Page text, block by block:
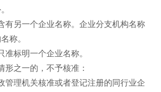
另一个企业名称。企业分支机构名称
称。
标明一个企业名称。
之一的，不予核准：
理机关核准或者登记注册的同行业企